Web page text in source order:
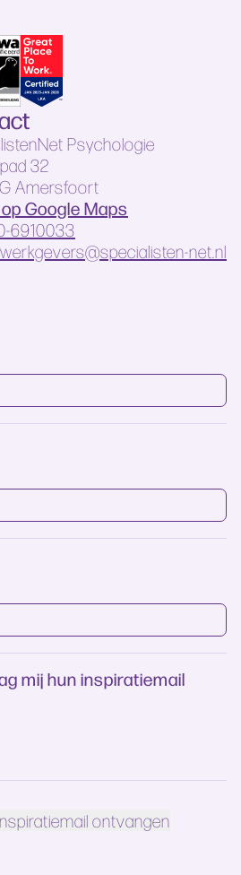
Psychologie
32
Amersfoort
Google Maps
6910033
net.nl
mij hun inspiratiemail